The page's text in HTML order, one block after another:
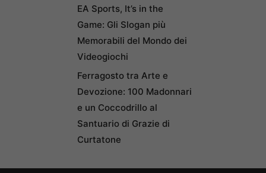
EA Sports, It’s in the
Game: Gli Slogan più
Memorabili del Mondo dei
Videogiochi
Ferragosto tra Arte e
Devozione: 100 Madonnari
e un Coccodrillo al
Santuario di Grazie di
Curtatone